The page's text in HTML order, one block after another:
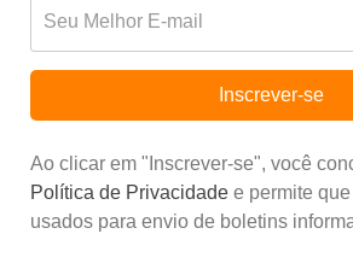
Inscrever-se
Ao clicar em "Inscrever-se", você
Política de Privacidade e permite
usados para envio de boletins